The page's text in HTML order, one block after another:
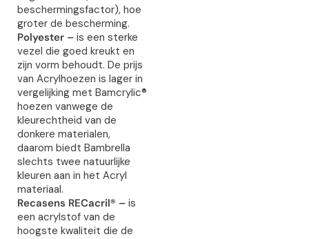
beschermingsfactor), hoe
groter de bescherming.
Polyester – is een sterke
vezel die goed kreukt en
zijn vorm behoudt. De prijs
van Acrylhoezen is lager in
vergelijking met Bamcrylic®
hoezen vanwege de
kleurechtheid van de
donkere materialen,
daarom biedt Bambrella
slechts twee natuurlijke
kleuren aan in het Acryl
materiaal.
Recasens RECacril® – is
een acrylstof van de
hoogste kwaliteit die de